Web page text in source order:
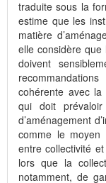
traduite sous la
estime que les
matière
elle considère
doivent
cohérente avec
qui doit
d’aménagement
comme le moyen
entre collectivité
lors que la
notamment, de